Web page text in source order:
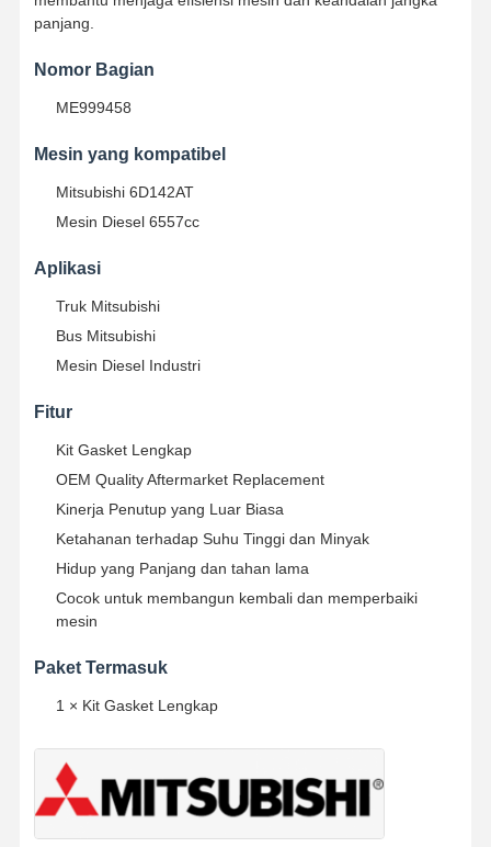
Rumah Produk Tentang Kita
Wisata
panjang.
Nomor Bagian
ME999458
Mesin yang kompatibel
Mitsubishi 6D142AT
Mesin Diesel 6557cc
Aplikasi
Truk Mitsubishi
Bus Mitsubishi
Mesin Diesel Industri
Fitur
Kit Gasket Lengkap
OEM Quality Aftermarket Replacement
Kinerja Penutup yang Luar Biasa
Ketahanan terhadap Suhu Tinggi dan Minyak
Hidup yang Panjang dan tahan lama
Cocok untuk membangun kembali dan memperbaiki
mesin
Paket Termasuk
1 × Kit Gasket Lengkap